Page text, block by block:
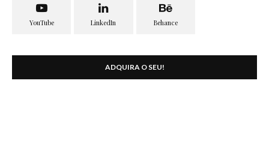
ADQUIRA O SEU!